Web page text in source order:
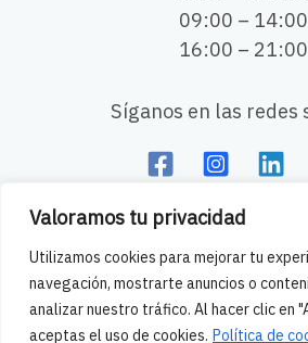
Valoramos tu privacidad
Utilizamos cookies para mejorar tu
navegación, mostrarte anuncios o
analizar nuestro tráfico. Al hacer clic en
aceptas el uso de cookies. Política de
09:00 – 14:00
16:00 – 21:00
Síganos en las redes
Copyright © 2026 Clínica Jube
derechos
Aviso legal|Política de